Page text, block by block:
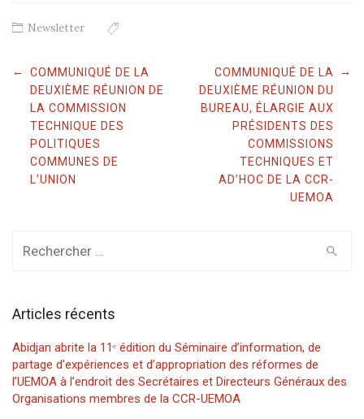
Newsletter
Post
navigation
←
COMMUNIQUÉ DE LA
DEUXIÈME RÉUNION DE
LA COMMISSION
TECHNIQUE DES
POLITIQUES
COMMUNES DE
L’UNION
COMMUNIQUÉ DE LA
DEUXIÈME RÉUNION DU
BUREAU, ÉLARGIE AUX
PRÉSIDENTS DES
COMMISSIONS
TECHNIQUES ET
AD’HOC DE LA CCR-
UEMOA
→
Articles récents
Abidjan abrite la 11ᵉ édition du Séminaire d’information, de
partage d’expériences et d’appropriation des réformes de
l’UEMOA à l’endroit des Secrétaires et Directeurs Généraux des
Organisations membres de la CCR-UEMOA